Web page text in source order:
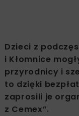
Dzieci z
i Kłomnice
przyrodnicy i
to dzięki
zaprosili je
z Cemex”.